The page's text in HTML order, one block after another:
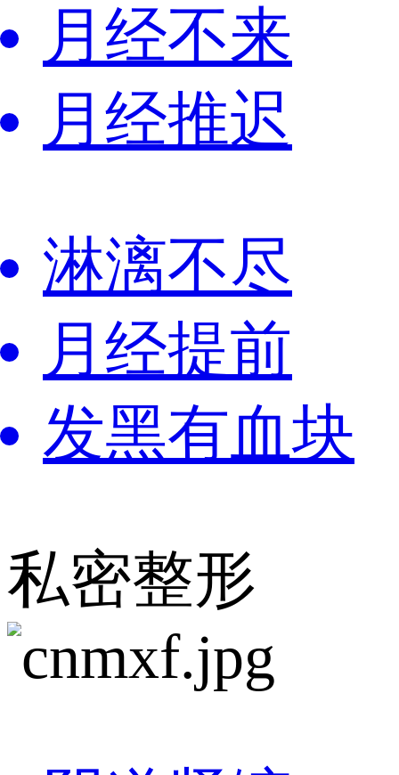
月经不来
月经推迟
淋漓不尽
月经提前
发黑有血块
私密整形